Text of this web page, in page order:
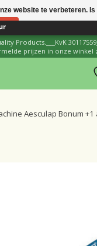
Reviews
Products.___KvK
prijzen in onze winkel
Aesculap Bonum +1
website te verbeteren.